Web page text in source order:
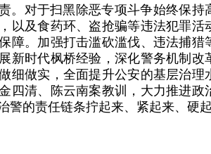
。对于扫黑除恶专项斗争始终保持
以及食药环、盗抢骗等违法犯罪活
障。加强打击滥砍滥伐、违法捕猎
新时代枫桥经验，深化警务机制改
细做实，全面提升公安的基层治理
四清、陈云南案教训，大力推进政
警的责任链条拧起来、紧起来、硬